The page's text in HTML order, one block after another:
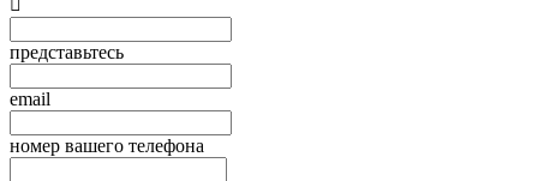

представьтесь
email
номер вашего телефона